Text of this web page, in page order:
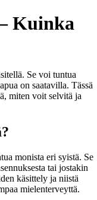
Kuinka
Se voi tuntua
on saatavilla. Tässä
miten voit selvitä ja
monista eri syistä. Se
tai jostakin
käsittely ja niistä
mielenterveyttä.